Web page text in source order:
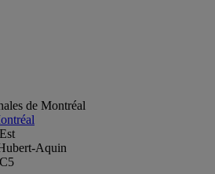
de Montréal
Aquin